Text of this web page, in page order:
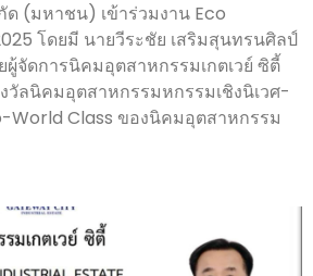
ด (มหาชน) เข้าร่วมงาน Eco
โดยมี นายวีระชัย เสริมสุนทรนศิลป์
จัดการนิคมอุตสาหกรรมเกตเวย์ ซิตี้
วัลนิคมอุตสาหกรรมหกรรมเชิงนิเวศ-
World Class ของนิคมอุตสาหกรรม